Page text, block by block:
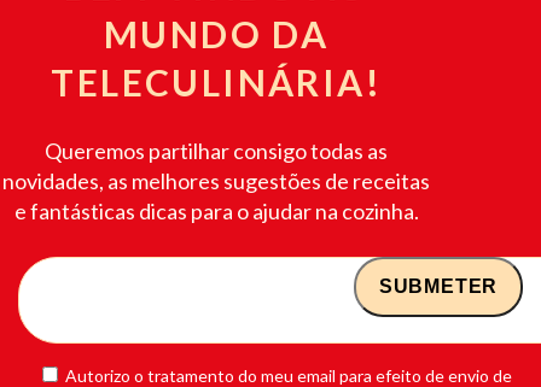
MUNDO DA
TELECULINÁRIA!
Queremos partilhar consigo todas as
novidades, as melhores sugestões de receitas
e fantásticas dicas para o ajudar na cozinha.
Autorizo o tratamento do meu email para efeito de envio de